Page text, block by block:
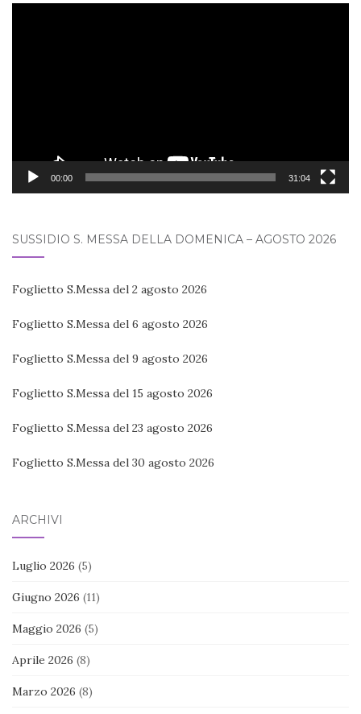
00:00 31:04
SUSSIDIO S. MESSA DELLA DOMENICA – AGOSTO 2026
Foglietto S.Messa del 2 agosto 2026
Foglietto S.Messa del 6 agosto 2026
Foglietto S.Messa del 9 agosto 2026
Foglietto S.Messa del 15 agosto 2026
Foglietto S.Messa del 23 agosto 2026
Foglietto S.Messa del 30 agosto 2026
ARCHIVI
Luglio 2026 (5)
Giugno 2026 (11)
Maggio 2026 (5)
Aprile 2026 (8)
Marzo 2026 (8)